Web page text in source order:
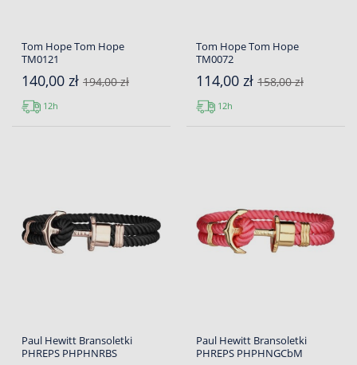
Tom Hope Tom Hope
TM0121
140,00 zł 194,00 zł
12h
Tom Hope Tom Hope
TM0072
114,00 zł 158,00 zł
12h
Paul Hewitt Bransoletki
PHREPS PHPHNRBS
Paul Hewitt Bransoletki
PHREPS PHPHNGCbM